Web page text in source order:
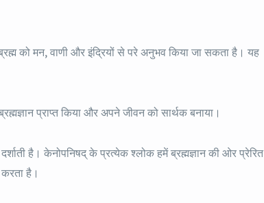
को मन, वाणी और इंद्रियों से परे अनुभव किया जा सकता है। यह
प्राप्त किया और अपने जीवन को सार्थक बनाया।
है। केनोपनिषद् के प्रत्येक श्लोक हमें ब्रह्मज्ञान की ओर प्रेरित
है।